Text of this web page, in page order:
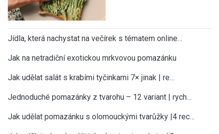
Jídla, která nachystat na večírek s tématem online…
Jak na netradiční exotickou mrkvovou pomazánku
Jak udělat salát s krabími tyčinkami 7× jinak | re…
Jednoduché pomazánky z tvarohu – 12 variant | rych…
Jak udělat pomazánku s olomouckými tvarůžky |4 rec…